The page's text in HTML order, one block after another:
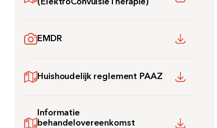
(ElektroConvulsieTherapie)
EMDR
Huishoudelijk reglement PAAZ
Informatie
behandelovereenkomst